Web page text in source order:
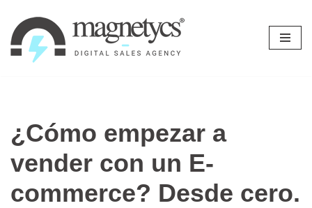
Ir
al
¿Cómo empezar a
vender con un E-
commerce? Desde cero.